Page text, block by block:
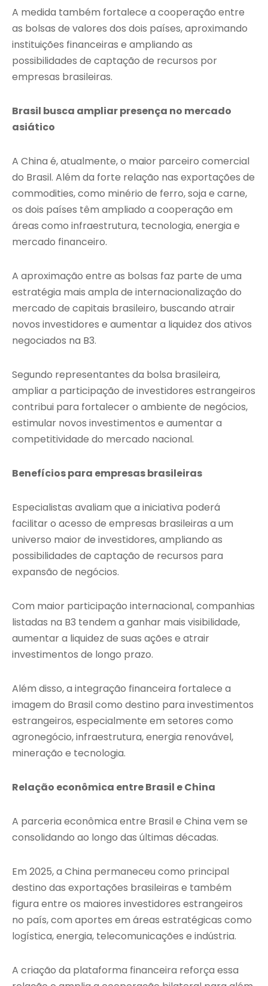
A medida também fortalece a cooperação entre
as bolsas de valores dos dois países, aproximando
instituições financeiras e ampliando as
possibilidades de captação de recursos por
empresas brasileiras.
Brasil busca ampliar presença no mercado
asiático
A China é, atualmente, o maior parceiro comercial
do Brasil. Além da forte relação nas exportações de
commodities, como minério de ferro, soja e carne,
os dois países têm ampliado a cooperação em
áreas como infraestrutura, tecnologia, energia e
mercado financeiro.
A aproximação entre as bolsas faz parte de uma
estratégia mais ampla de internacionalização do
mercado de capitais brasileiro, buscando atrair
novos investidores e aumentar a liquidez dos ativos
negociados na B3.
Segundo representantes da bolsa brasileira,
ampliar a participação de investidores estrangeiros
contribui para fortalecer o ambiente de negócios,
estimular novos investimentos e aumentar a
competitividade do mercado nacional.
Benefícios para empresas brasileiras
Especialistas avaliam que a iniciativa poderá
facilitar o acesso de empresas brasileiras a um
universo maior de investidores, ampliando as
possibilidades de captação de recursos para
expansão de negócios.
Com maior participação internacional, companhias
listadas na B3 tendem a ganhar mais visibilidade,
aumentar a liquidez de suas ações e atrair
investimentos de longo prazo.
Além disso, a integração financeira fortalece a
imagem do Brasil como destino para investimentos
estrangeiros, especialmente em setores como
agronegócio, infraestrutura, energia renovável,
mineração e tecnologia.
Relação econômica entre Brasil e China
A parceria econômica entre Brasil e China vem se
consolidando ao longo das últimas décadas.
Em 2025, a China permaneceu como principal
destino das exportações brasileiras e também
figura entre os maiores investidores estrangeiros
no país, com aportes em áreas estratégicas como
logística, energia, telecomunicações e indústria.
A criação da plataforma financeira reforça essa